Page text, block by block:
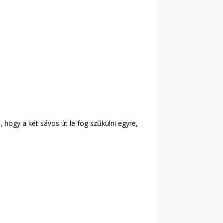
hogy a két sávos út le fog szűkülni egyre,